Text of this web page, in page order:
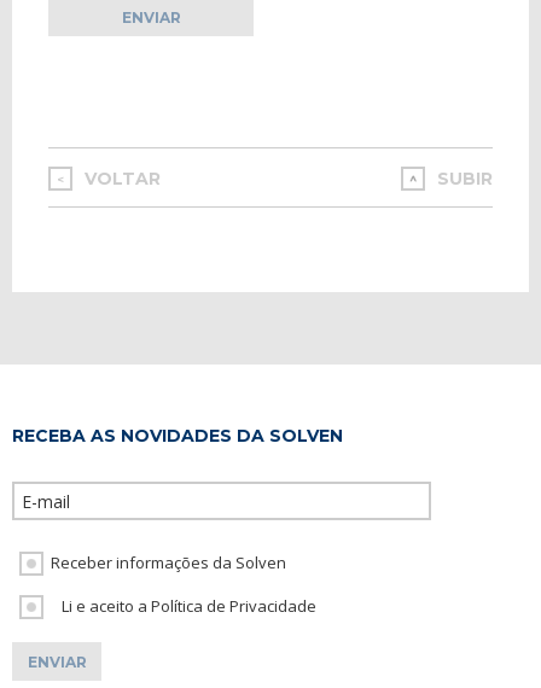
< VOLTAR SUBIR
RECEBA AS NOVIDADES DA SOLVEN
Receber informações da Solven
Li e aceito a Política de Privacidade